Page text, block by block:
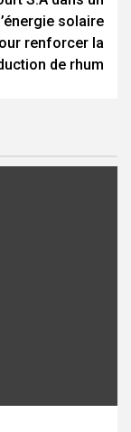
solaire
renforcer la
de rhum